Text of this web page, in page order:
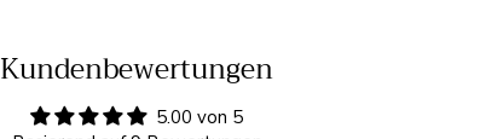
Kundenbewertungen
5.00 von 5